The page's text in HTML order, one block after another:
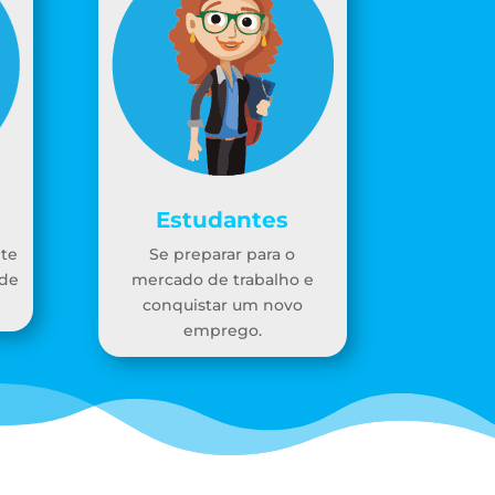
Estudantes
Se preparar para o
mercado de trabalho e
conquistar um novo
emprego.